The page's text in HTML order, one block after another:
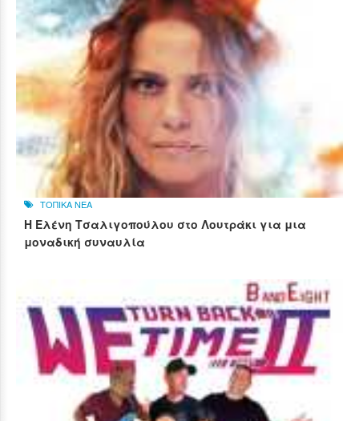
ΤΟΠΙΚΑ ΝΕΑ
Η Ελένη Τσαλιγοπούλου στο Λουτράκι για μια
μοναδική συναυλία